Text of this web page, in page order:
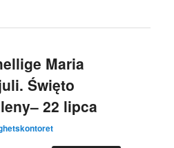
Maria
Święto
22 lipca